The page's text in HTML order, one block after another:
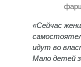
«Сейчас
идут во
Мало детей